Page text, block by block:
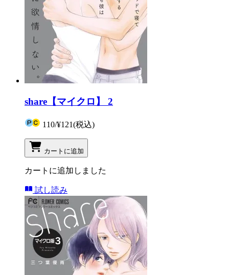
share【マイクロ】 2
110/¥121(税込)
カートに追加
カートに追加しました
試し読み